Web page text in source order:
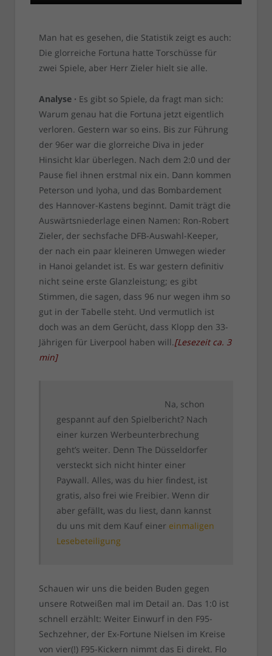
Man hat es gesehen, die Statistik zeigt es auch:
Die glorreiche Fortuna hatte Torschüsse für
zwei Spiele, aber Herr Zieler hielt sie alle.
Analyse · Es gibt so Spiele, da fragt man sich:
Warum genau hat die Fortuna jetzt eigentlich
verloren. Gestern war so eins. Bis zur Führung
der 96er war die glorreiche Diva in jeder
Hinsicht klar überlegen. Nach dem 2:0 und der
Pause fiel ihnen erstmal nix ein. Dann kommen
Peterson und Iyoha, und das Bombardement
des Hannover-Kastens beginnt. Damit trägt die
Auswärtsniederlage einen Namen: Ron-Robert
Zieler, der sechsfache DFB-Auswahl-Keeper,
der nach ein paar kleineren Umwegen wieder
in Hanoi gelandet ist. Es war gestern definitiv
nicht seine erste Glanzleistung; es gibt
Stimmen, die sagen, dass 96 nur wegen ihm so
gut in der Tabelle steht. Und vermutlich ist
doch was an dem Gerücht, dass Klopp den 33-
Jährigen für Liverpool haben will.[Lesezeit ca. 3
min]
Na, schon
gespannt auf den Spielbericht? Nach
einer kurzen Werbeunterbrechung
geht’s weiter. Denn The Düsseldorfer
versteckt sich nicht hinter einer
Paywall. Alles, was du hier findest, ist
gratis, also frei wie Freibier. Wenn dir
aber gefällt, was du liest, dann kannst
du uns mit dem Kauf einer einmaligen
Lesebeteiligung
Schauen wir uns die beiden Buden gegen
unsere Rotweißen mal im Detail an. Das 1:0 ist
schnell erzählt: Weiter Einwurf in den F95-
Sechzehner, der Ex-Fortune Nielsen im Kreise
von vier(!) F95-Kickern nimmt das Ei direkt. Flo